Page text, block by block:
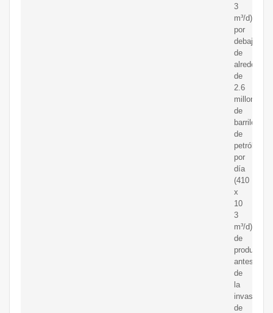
3
m³/d),
por
debajo
de
alrededor
de
2.6
millones
de
barriles
de
petróleo
por
día
(410
x
10
3
m³/d)
de
producción
antes
de
la
invasión
de